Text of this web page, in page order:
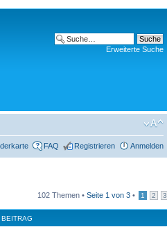
Erweiterte Suche
FAQ Registrieren Anmelden
102 Themen • Seite 1 von 3 • 1 2 3